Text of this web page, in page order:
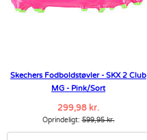
Skechers Fodboldstøvler - SKX 2 Club
MG - Pink/Sort
299,98 kr.
Oprindeligt:599,95 kr.